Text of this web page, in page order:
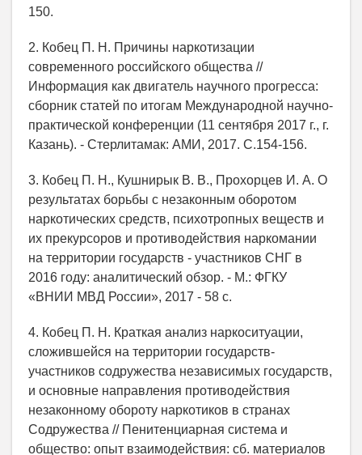
150.
2. Кобец П. Н. Причины наркотизации
современного российского общества //
Информация как двигатель научного прогресса:
сборник статей по итогам Международной научно-
практической конференции (11 сентября 2017 г., г.
Казань). - Стерлитамак: АМИ, 2017. С.154-156.
3. Кобец П. Н., Кушнирык В. В., Прохорцев И. А. О
результатах борьбы с незаконным оборотом
наркотических средств, психотропных веществ и
их прекурсоров и противодействия наркомании
на территории государств - участников СНГ в
2016 году: аналитический обзор. - М.: ФГКУ
«ВНИИ МВД России», 2017 - 58 с.
4. Кобец П. Н. Краткая анализ наркоситуации,
сложившейся на территории государств-
участников содружества независимых государств,
и основные направления противодействия
незаконному обороту наркотиков в странах
Содружества // Пенитенциарная система и
общество: опыт взаимодействия: сб. материалов